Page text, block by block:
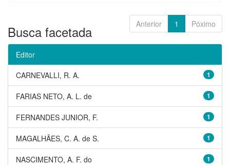
Anterior 1 Póximo
Busca facetada
Editor
1
CARNEVALLI, R. A.
1
FARIAS NETO, A. L. de
1
FERNANDES JUNIOR, F.
1
MAGALHÃES, C. A. de S.
1
NASCIMENTO, A. F. do